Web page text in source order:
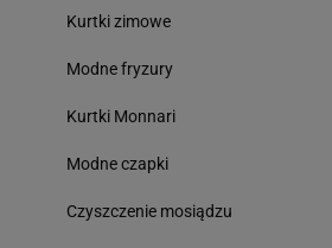
Kurtki zimowe
Modne fryzury
Kurtki Monnari
Modne czapki
Czyszczenie mosiądzu